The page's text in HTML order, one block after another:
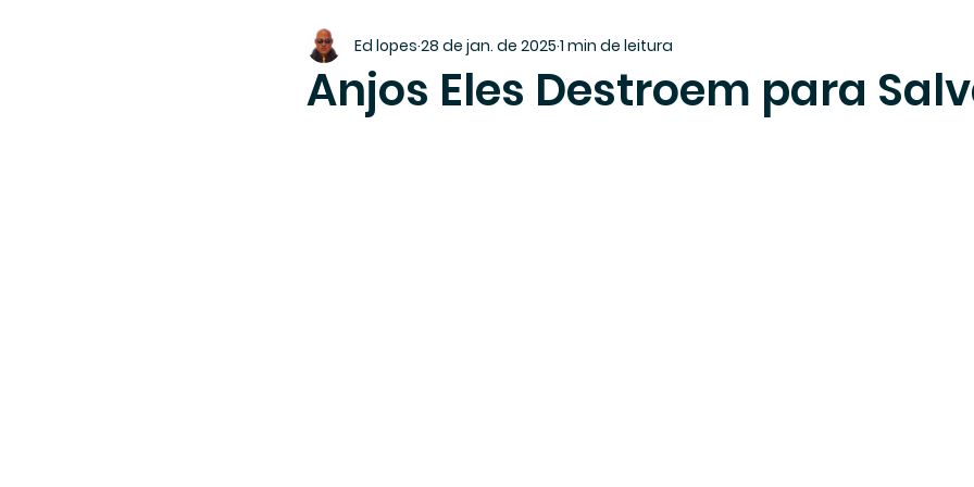
Anjos Eles Destroem para
Ed lopes 28 de jan. de 2025 1 min de leitura